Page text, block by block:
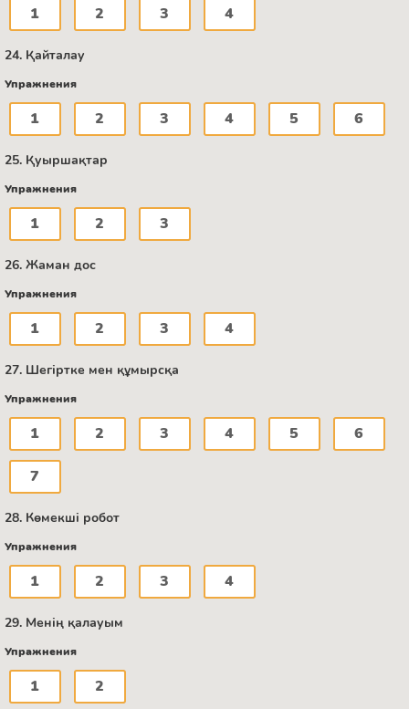
1 2 3 4
24. Қайталау
Упражнения
1 2 3 4 5 6
25. Қуыршақтар
Упражнения
1 2 3
26. Жаман дос
Упражнения
1 2 3 4
27. Шегіртке мен құмырсқа
Упражнения
1 2 3 4 5 6
7
28. Көмекші робот
Упражнения
1 2 3 4
29. Менің қалауым
Упражнения
1 2